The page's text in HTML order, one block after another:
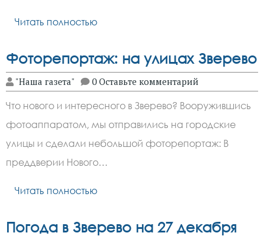
Читать полностью
Фоторепортаж: на улицах Зверево
"Наша газета" 0 Оставьте комментарий
Что нового и интересного в Зверево? Вооружившись
фотоаппаратом, мы отправились на городские
улицы и сделали небольшой фоторепортаж: В
преддверии Нового…
Читать полностью
Погода в Зверево на 27 декабря